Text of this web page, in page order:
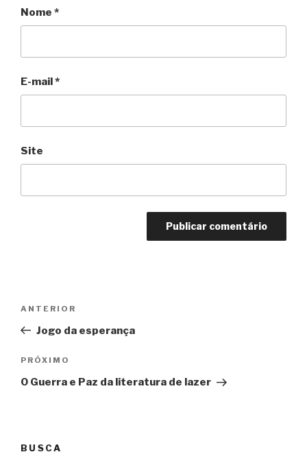
Nome *
E-mail*
Site
Post
Anterior
ANTERIOR
Jogo da esperança
Próximo
PRÓXIMO
O Guerra e Paz da literatura de lazer
BUSCA